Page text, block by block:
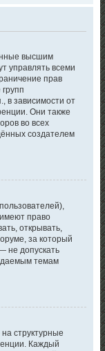
высшим
управлять всеми
прав
в зависимости от
Они также
во всех
создателем
право
открывать,
за который
не допускать
темам
структурные
Каждый